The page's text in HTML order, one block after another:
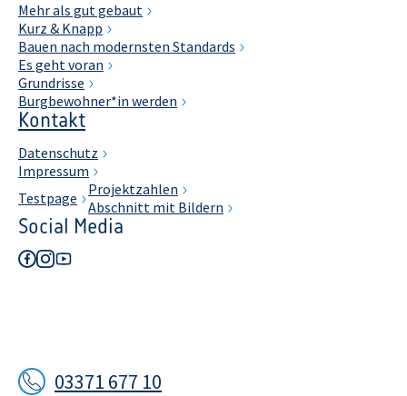
Mehr als gut gebaut
Kurz & Knapp
Bauen nach modernsten Standards
Es geht voran
Grundrisse
Burgbewohner*in werden
Kontakt
Datenschutz
Impressum
Testpage
Projektzahlen
Abschnitt mit Bildern
Social Media
03371 677 10